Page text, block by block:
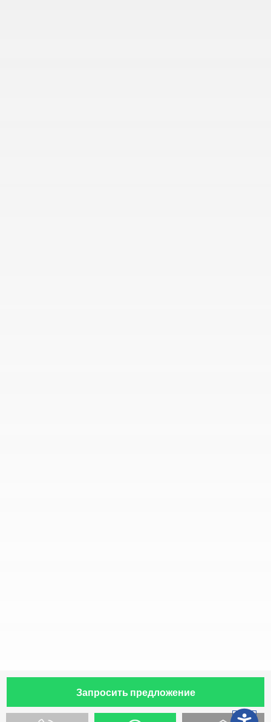
Запросить предложение